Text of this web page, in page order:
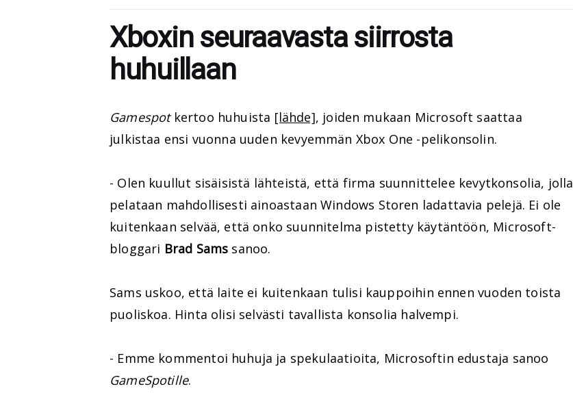
Xboxin seuraavasta siirrosta
huhuillaan
Gamespotkertoo huhuista [lähde], joiden mukaan Microsoft saattaa
julkistaa ensi vuonna uuden kevyemmän Xbox One -pelikonsolin.
- Olen kuullut sisäisistä lähteistä, että firma suunnittelee kevytkonsolia, jolla
pelataan mahdollisesti ainoastaan Windows Storen ladattavia pelejä. Ei ole
kuitenkaan selvää, että onko suunnitelma pistetty käytäntöön, Microsoft-
bloggari Brad Sams sanoo.
Sams uskoo, että laite ei kuitenkaan tulisi kauppoihin ennen vuoden toista
puoliskoa. Hinta olisi selvästi tavallista konsolia halvempi.
- Emme kommentoi huhuja ja spekulaatioita, Microsoftin edustaja sanoo
GameSpotille.